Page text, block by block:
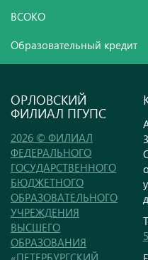
ВСОКО
Образовательный кредит
ОРЛОВСКИЙ
ФИЛИАЛ ПГУПС
2026 © ФИЛИАЛ
ФЕДЕРАЛЬНОГО
ГОСУДАРСТВЕННОГО
БЮДЖЕТНОГО
ОБРАЗОВАТЕЛЬНОГО
УЧРЕЖДЕНИЯ
ВЫСШЕГО
ОБРАЗОВАНИЯ
«ПЕТЕРБУРГСКИЙ